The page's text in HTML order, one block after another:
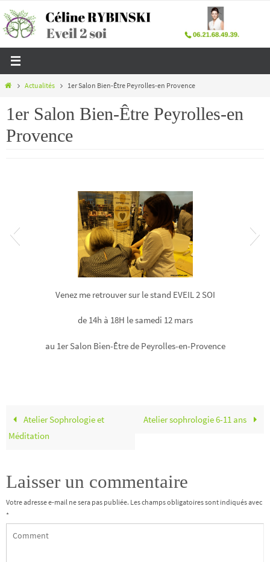
Passer
vers
contenu
HomeActualités 1er Salon Bien-Être Peyrolles-en Provence
1er Salon Bien-Être Peyrolles-en
Provence
salon-thérapeutes-peyrolles
Venez me retrouver sur le stand EVEIL 2 SOI
de 14h à 18H le samedi 12 mars
au 1er Salon Bien-Être de Peyrolles-en-Provence
Atelier Sophrologie et
Méditation
Atelier sophrologie 6-11 ans
Laisser un commentaire
Votre adresse e-mail ne sera pas publiée. Les champs obligatoires sont indiqués avec
*